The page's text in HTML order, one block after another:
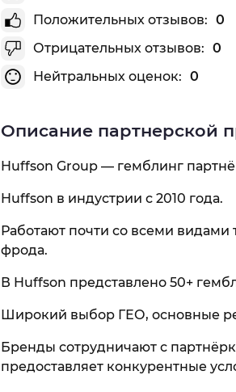
Положительных отзывов: 0
Отрицательных отзывов: 0
Нейтральных оценок: 0
Описание партнерской
Huffson Group — гемблинг
Huffson в индустрии с 2010 года.
Работают почти со всеми
фрода.
В Huffson представлено 50+
Широкий выбор ГЕО, основные
Бренды сотрудничают с
предоставляет конкурентные